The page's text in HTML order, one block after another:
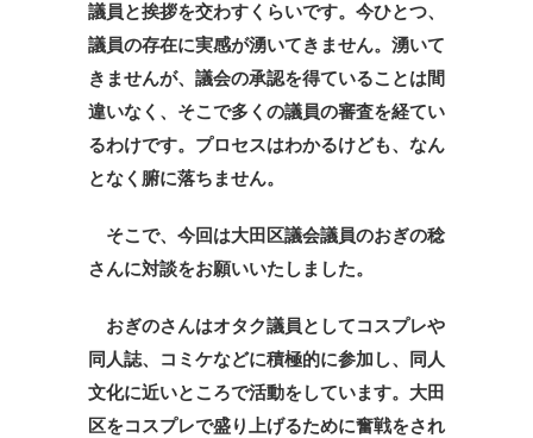
議員と挨拶を交わすくらいです。今ひとつ、
議員の存在に実感が湧いてきません。湧いて
きませんが、議会の承認を得ていることは間
違いなく、そこで多くの議員の審査を経てい
るわけです。プロセスはわかるけども、なん
となく腑に落ちません。
そこで、今回は大田区議会議員のおぎの稔
さんに対談をお願いいたしました。
おぎのさんはオタク議員としてコスプレや
同人誌、コミケなどに積極的に参加し、同人
文化に近いところで活動をしています。大田
区をコスプレで盛り上げるために奮戦をされ